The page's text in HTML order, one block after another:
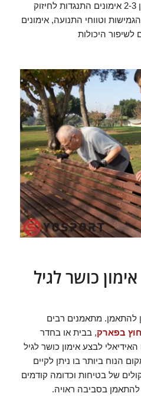
לצד זאת, מומלץ לבצע גם בין 2-3 אימונים התנגדות לחיזוק
וטווחי התנועה, אימונים
לשיפור היכולות
כושר לגיל
להתאמן. מתאמנים רבים
בפארק, בבית או בחדר
לבצע אימון כושר לגיל
הנוח ביותר בו ניתן לקיים
של בטיחות וכדומה קודמים
בסביבה ראויה.